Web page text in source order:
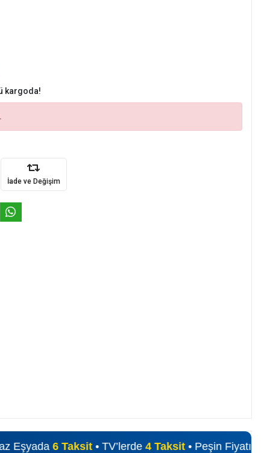
kargoda!
İade ve Değişim
• TV’lerde4 Taksit• Peşin Fiyatına Alışveriş